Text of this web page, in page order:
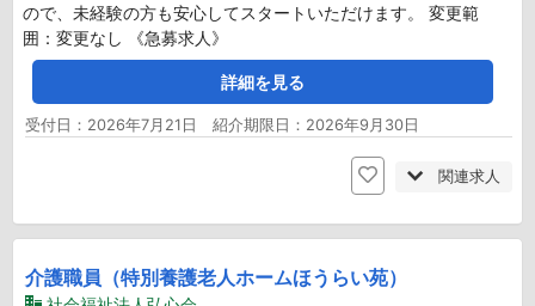
ので、未経験の方も安心してスタートいただけます。 変更範
囲：変更なし 《急募求人》
詳細を見る
受付日：2026年7月21日 紹介期限日：2026年9月30日
関連求人
介護職員（特別養護老人ホームほうらい苑）